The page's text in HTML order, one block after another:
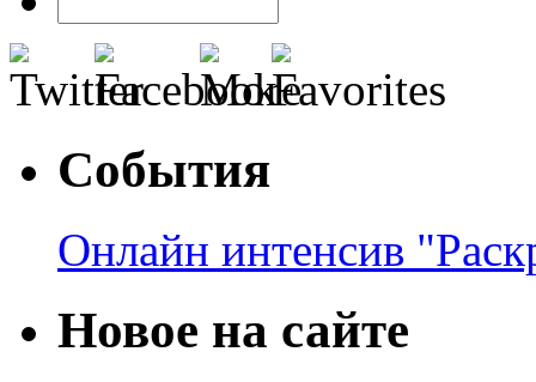
События
Онлайн интенсив
Новое на сайте